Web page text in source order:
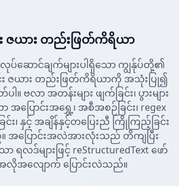
ဇယား တည်းဖြတ်ကိရိယာ
ပ်ဆောင်ချက်များပါရှိသော ကျွန်ုပ်တို့၏
ဇယား တည်းဖြတ်ကိရိယာကို အသုံးပြု၍
ဗလာ အတန်းများ ဖျက်ခြင်း၊ ပွားများ
ာ အပြောင်းအရွှေ့၊ အစီအစဉ်ခြင်း၊ regex
င်း၊ နှင့် အချိန်နှင့်တပြေးညီ ကြိုကြည့်ခြင်း
အပြောင်းအလဲအားလုံးသည် တိကျပြီး
လဒ်များဖြင့် reStructuredText ဖော်
အလျောက် ပြောင်းလဲသည်။